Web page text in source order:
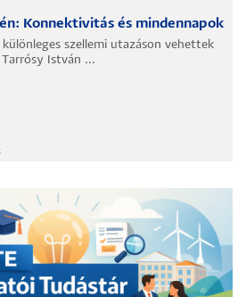
Konnektivitás és mindennapok
szellemi utazáson vehettek
István ...